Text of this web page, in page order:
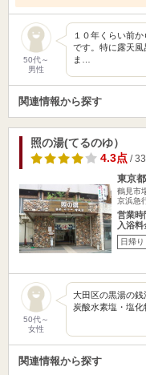
50代～
男性
１０年くらい前
です。特に露天
ま…
関連情報から探す
照の湯(てるのゆ）
4.3点/
東京
鶴見市
京浜急
営業時
入浴料
日帰り
50代～
女性
大田区の黒湯の銭
炭酸水素塩・塩
関連情報から探す